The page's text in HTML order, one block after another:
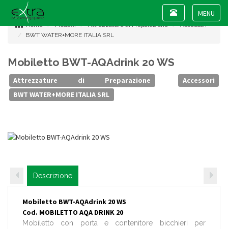
Toggle
Toggle
navigation
Home Prodotti Attrezzature di Preparazione
Accessori
BWT WATER+MORE ITALIA SRL
Mobiletto BWT-AQAdrink 20 WS
Attrezzature di Preparazione
Accessori
BWT WATER+MORE ITALIA SRL
Descrizione
Mobiletto BWT-AQAdrink 20 WS
Cod. MOBILETTO AQA DRINK 20
Mobiletto con porta e contenitore bicchieri per